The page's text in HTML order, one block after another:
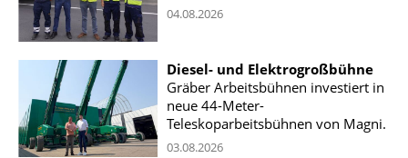
04.08.2026
Diesel- und Elektrogroßbühne
Gräber Arbeitsbühnen investiert in
neue 44-Meter-
Teleskoparbeitsbühnen von Magni.
03.08.2026